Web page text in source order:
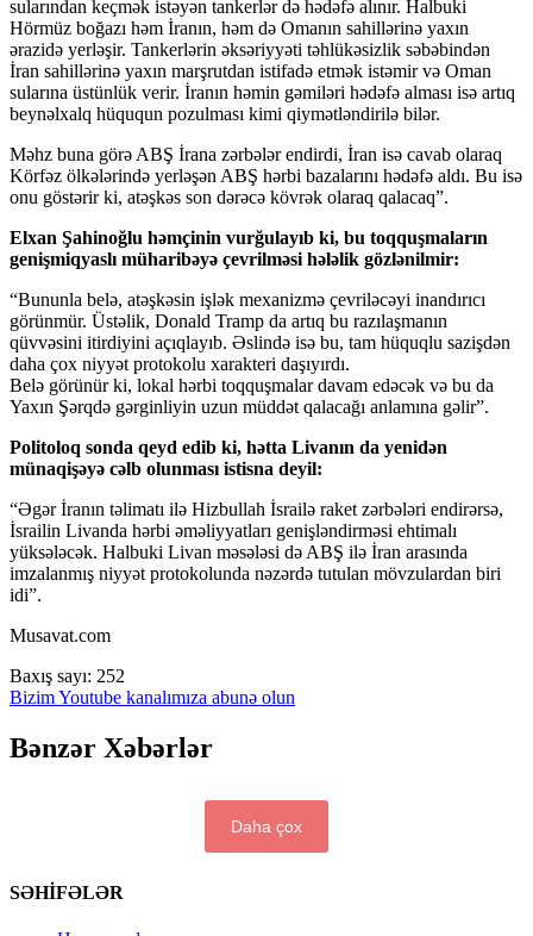
sularından keçmək istəyən tankerlər də hədəfə alınır. Halbuki
Hörmüz boğazı həm İranın, həm də Omanın sahillərinə yaxın
ərazidə yerləşir. Tankerlərin əksəriyyəti təhlükəsizlik səbəbindən
İran sahillərinə yaxın marşrutdan istifadə etmək istəmir və Oman
sularına üstünlük verir. İranın həmin gəmiləri hədəfə alması isə artıq
beynəlxalq hüququn pozulması kimi qiymətləndirilə bilər.
Məhz buna görə ABŞ İrana zərbələr endirdi, İran isə cavab olaraq
Körfəz ölkələrində yerləşən ABŞ hərbi bazalarını hədəfə aldı. Bu isə
onu göstərir ki, atəşkəs son dərəcə kövrək olaraq qalacaq”.
Elxan Şahinoğlu həmçinin vurğulayıb ki, bu toqquşmaların
genişmiqyaslı müharibəyə çevrilməsi hələlik gözlənilmir:
“Bununla belə, atəşkəsin işlək mexanizmə çevriləcəyi inandırıcı
görünmür. Üstəlik, Donald Tramp da artıq bu razılaşmanın
qüvvəsini itirdiyini açıqlayıb. Əslində isə bu, tam hüquqlu sazişdən
daha çox niyyət protokolu xarakteri daşıyırdı.
Belə görünür ki, lokal hərbi toqquşmalar davam edəcək və bu da
Yaxın Şərqdə gərginliyin uzun müddət qalacağı anlamına gəlir”.
Politoloq sonda qeyd edib ki, hətta Livanın da yenidən
münaqişəyə cəlb olunması istisna deyil:
“Əgər İranın təlimatı ilə Hizbullah İsrailə raket zərbələri endirərsə,
İsrailin Livanda hərbi əməliyyatları genişləndirməsi ehtimalı
yüksələcək. Halbuki Livan məsələsi də ABŞ ilə İran arasında
imzalanmış niyyət protokolunda nəzərdə tutulan mövzulardan biri
idi”.
Musavat.com
Baxış sayı: 252
Bizim Youtube kanalımıza abunə olun
Bənzər Xəbərlər
Daha çox
SƏHİFƏLƏR